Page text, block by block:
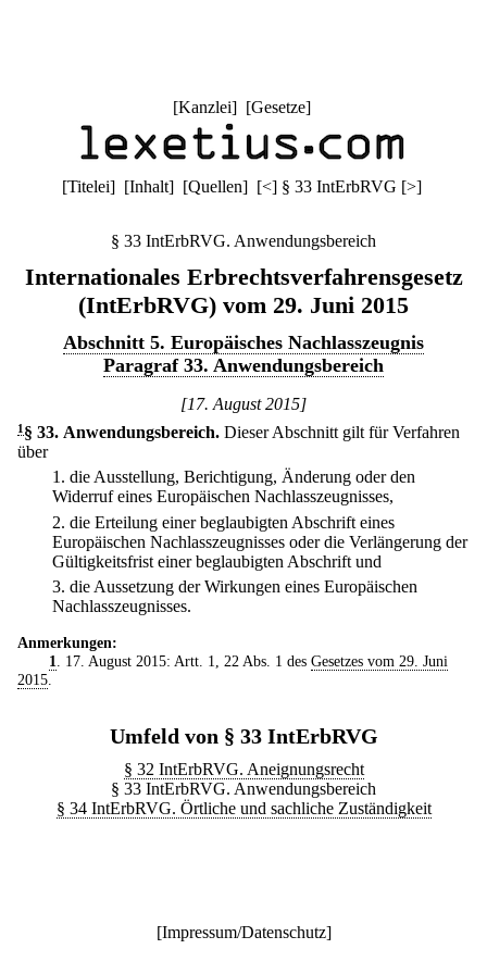
[Kanzlei] [Gesetze]
[Titelei] [Inhalt] [Quellen] [<] § 33 IntErbRVG [>]
§ 33 IntErbRVG. Anwendungsbereich
Internationales Erbrechtsverfahrensgesetz
(IntErbRVG) vom 29. Juni 2015
Abschnitt 5. Europäisches Nachlasszeugnis
Paragraf 33. Anwendungsbereich
[17. August 2015]
1 § 33. Anwendungsbereich. Dieser Abschnitt gilt für Verfahren
über
1. die Ausstellung, Berichtigung, Änderung oder den
Widerruf eines Europäischen Nachlasszeugnisses,
2. die Erteilung einer beglaubigten Abschrift eines
Europäischen Nachlasszeugnisses oder die Verlängerung der
Gültigkeitsfrist einer beglaubigten Abschrift und
3. die Aussetzung der Wirkungen eines Europäischen
Nachlasszeugnisses.
Anmerkungen:
1
. 17. August 2015: Artt. 1, 22 Abs. 1 des Gesetzes vom 29. Juni
2015
Umfeld von § 33 IntErbRVG
§ 32 IntErbRVG. Aneignungsrecht
§ 33 IntErbRVG. Anwendungsbereich
§ 34 IntErbRVG. Örtliche und sachliche Zuständigkeit
[Impressum/Datenschutz]